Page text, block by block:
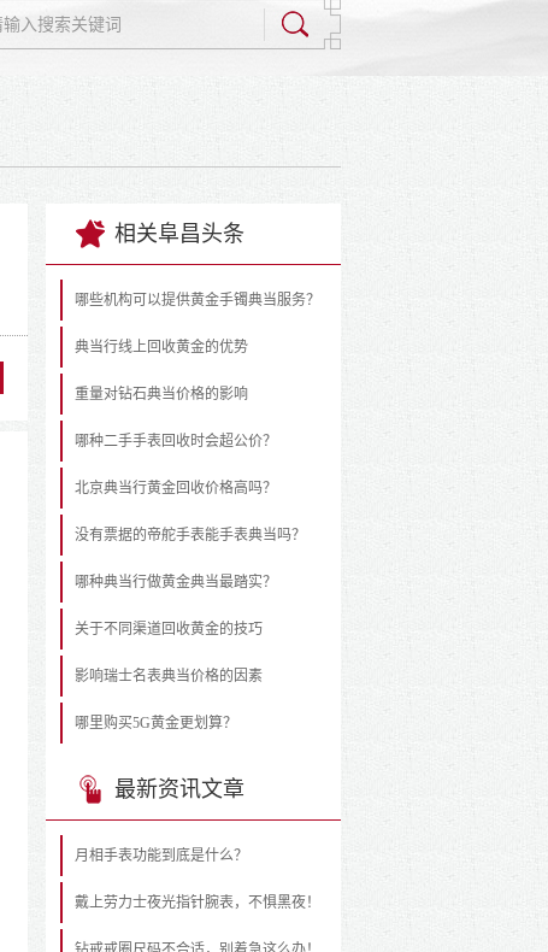
相关阜昌头条
哪些机构可以提供黄金手镯典当服务？
典当行线上回收黄金的优势
重量对钻石典当价格的影响
哪种二手手表回收时会超公价？
北京典当行黄金回收价格高吗？
没有票据的帝舵手表能手表典当吗？
哪种典当行做黄金典当最踏实？
关于不同渠道回收黄金的技巧
影响瑞士名表典当价格的因素
哪里购买5G黄金更划算？
最新资讯文章
月相手表功能到底是什么？
戴上劳力士夜光指针腕表，不惧黑夜！